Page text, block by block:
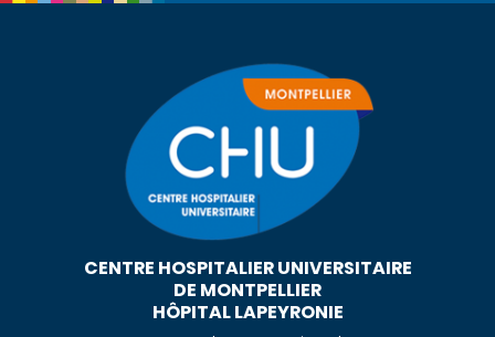
CENTRE HOSPITALIER UNIVERSITAIRE
DE MONTPELLIER
HÔPITAL LAPEYRONIE